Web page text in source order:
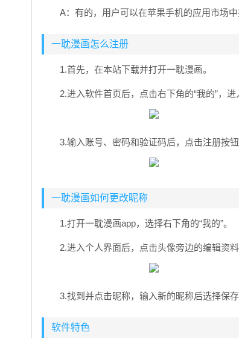
A：有的，用户可以在苹果手机的应用市场中
一耽漫画怎么注册
1.首先，在本站下载并打开一耽漫画。
2.进入软件首页后，点击右下角的“我的”，
3.输入账号、密码和验证码后，点击注册按
一耽漫画如何更改昵称
1.打开一耽漫画app，选择右下角的“我的”。
2.进入个人界面后，点击头像旁边的编辑资料
3.找到并点击昵称，输入新的昵称后选择保存
软件特色